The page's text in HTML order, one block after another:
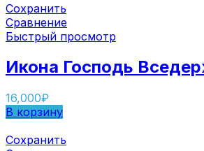
Сохранить
Сравнение
Быстрый просмотр
Икона Господь
16,000₽
В корзину
Сохранить